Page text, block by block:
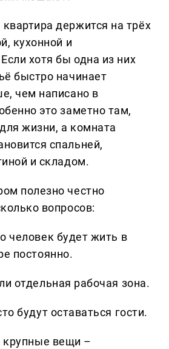
держится на трёх
кухонной и
хотя бы одна из них
быстро начинает
чем написано в
это заметно там,
жизни, а комната
спальней,
и складом.
полезно честно
вопросов:
человек будет жить в
постоянно.
отдельная рабочая зона.
будут оставаться гости.
крупные вещи –